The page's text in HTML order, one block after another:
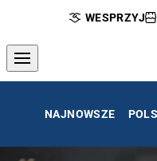
WESPRZYJ
NAJNOWSZE